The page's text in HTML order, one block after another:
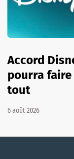
Accord
pourra faire
tout
6 août 2026